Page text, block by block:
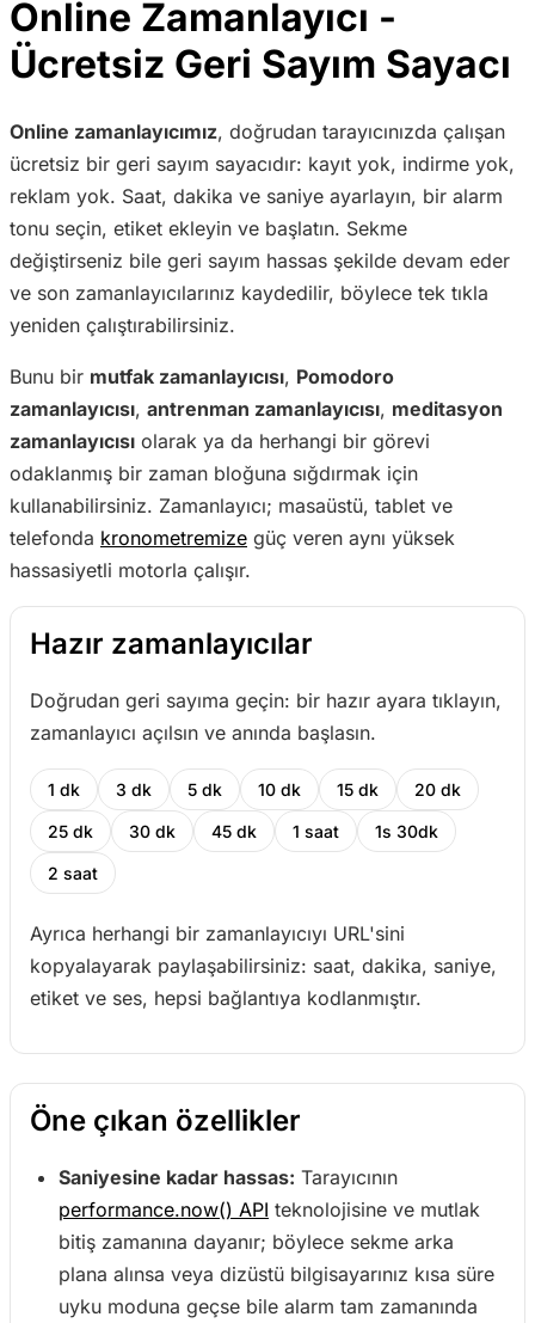
Online Zamanlayıcı -
Ücretsiz Geri Sayım Sayacı
Online zamanlayıcımız, doğrudan tarayıcınızda çalışan
ücretsiz bir geri sayım sayacıdır: kayıt yok, indirme yok,
reklam yok. Saat, dakika ve saniye ayarlayın, bir alarm
tonu seçin, etiket ekleyin ve başlatın. Sekme
değiştirseniz bile geri sayım hassas şekilde devam eder
ve son zamanlayıcılarınız kaydedilir, böylece tek tıkla
yeniden çalıştırabilirsiniz.
Bunu bir mutfak zamanlayıcısı, Pomodoro
zamanlayıcısı, antrenman zamanlayıcısı, meditasyon
zamanlayıcısı olarak ya da herhangi bir görevi
odaklanmış bir zaman bloğuna sığdırmak için
kullanabilirsiniz. Zamanlayıcı; masaüstü, tablet ve
telefonda kronometremize güç veren aynı yüksek
hassasiyetli motorla çalışır.
Hazır zamanlayıcılar
Doğrudan geri sayıma geçin: bir hazır ayara tıklayın,
zamanlayıcı açılsın ve anında başlasın.
1 dk 3 dk 5 dk 10 dk 15 dk 20 dk
25 dk 30 dk 45 dk 1 saat 1s 30dk
2 saat
Ayrıca herhangi bir zamanlayıcıyı URL'sini
kopyalayarak paylaşabilirsiniz: saat, dakika, saniye,
etiket ve ses, hepsi bağlantıya kodlanmıştır.
Öne çıkan özellikler
Saniyesine kadar hassas: Tarayıcının
performance.now() API teknolojisine ve mutlak
bitiş zamanına dayanır; böylece sekme arka
plana alınsa veya dizüstü bilgisayarınız kısa süre
uyku moduna geçse bile alarm tam zamanında